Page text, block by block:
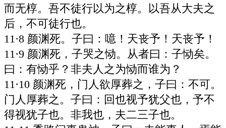
而无椁。吾不徒行以为之椁。以吾从大夫之
后，不可徒行也。
11·8 颜渊死。子曰：噫！天丧予！天丧予！
11·9 颜渊死，子哭之恸。从者曰：子恸矣。
曰：有恸乎？非夫人之为恸而谁为？
11·10 颜渊死，门人欲厚葬之，子曰：不可。
门人厚葬之。子曰：回也视予犹父也，予不
得视犹子也。非我也，夫二三子也。